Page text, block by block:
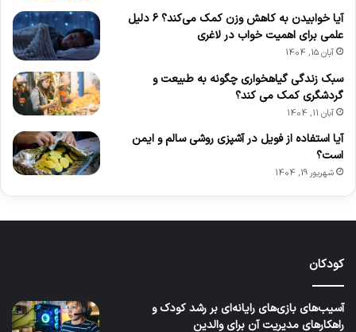
آیا خوابیدن به کاهش وزن کمک می‌کند؟ ۶ دلیل
علمی برای اهمیت خواب در لاغری
آبان 15, 1404
سبک زندگی گیاهخواری چگونه به طبیعت و
گردشگری کمک می کند؟
آبان 11, 1404
آیا استفاده از فویل در آشپزی روشی سالم و ایمن
است؟
شهریور 19, 1404
کودکان
آسیب‌های بازی‌های رایانه‌ای بر رشد کودک و
راهکارهای مدیریت آن برای والدین